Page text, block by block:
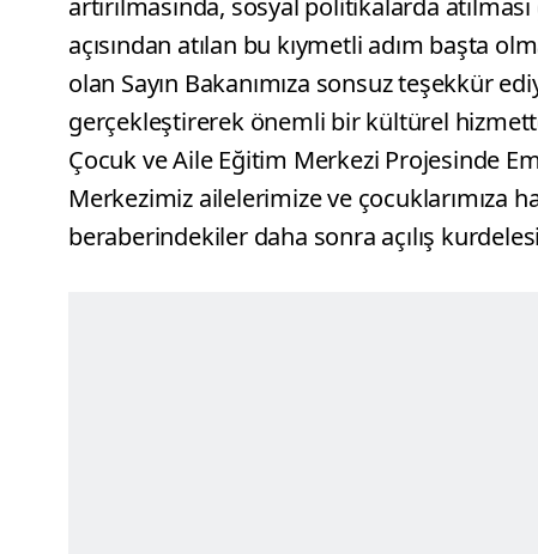
artırılmasında, sosyal politikalarda
açısından atılan bu kıymetli adım başta
olan Sayın Bakanımıza sonsuz teşekkür
gerçekleştirerek önemli bir kültürel
Çocuk ve Aile Eğitim Merkezi Projesinde
Merkezimiz ailelerimize ve çocuklarımıza
beraberindekiler daha sonra açılış